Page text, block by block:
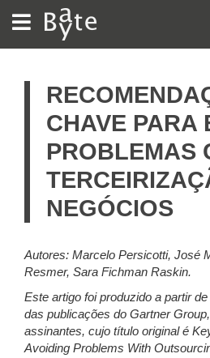
BATE
BYTE
CHAVE PARA
PROBLEMAS
NEGÓCIOS
Autores: Marcelo Persicotti, José
Resmer, Sara Fichman Raskin.
Este artigo foi produzido a partir
das publicações do Gartner
assinantes, cujo título original é
Avoiding Problems With